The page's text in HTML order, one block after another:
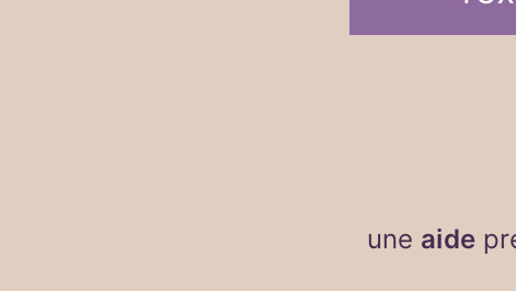
une aide